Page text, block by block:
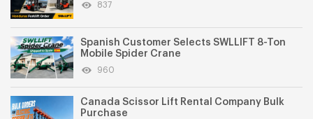
837
Spanish Customer Selects SWLLIFT 8-Ton
Mobile Spider Crane
960
Canada Scissor Lift Rental Company Bulk
Purchase